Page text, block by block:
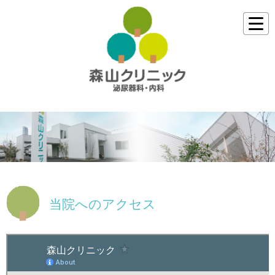
当院へのアクセス